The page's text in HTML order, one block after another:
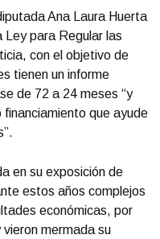
Ana Laura Huerta
Ley para Regular las
con el objetivo de
tienen un informe
de 72 a 24 meses “y
que ayude
en su exposición de
estos años complejos
económicas, por
mermada su